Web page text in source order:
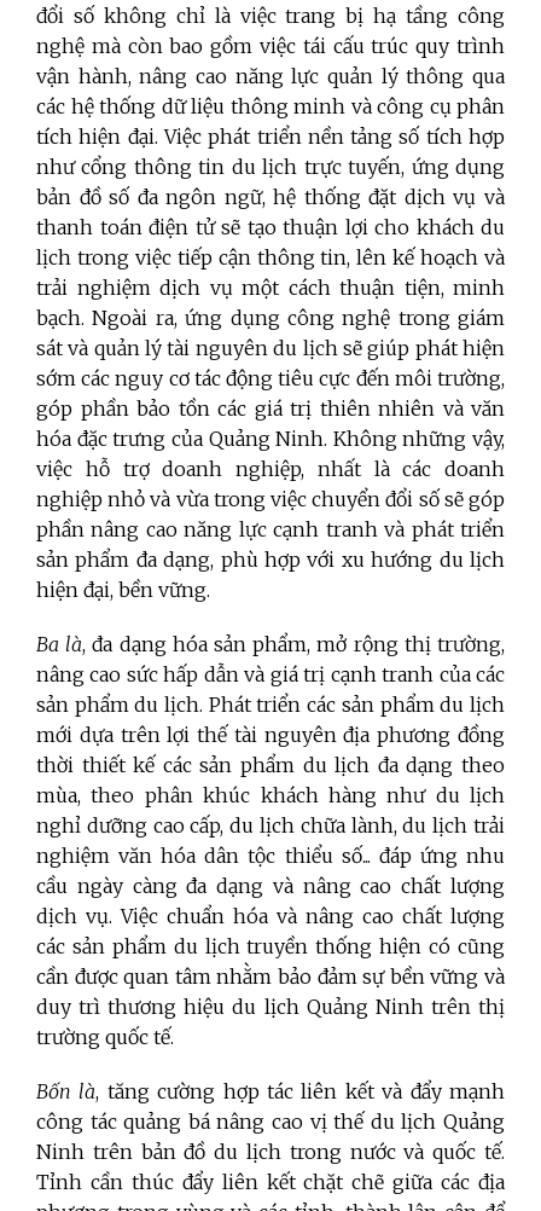
đổi số không chỉ là việc trang bị hạ tầng công
nghệ mà còn bao gồm việc tái cấu trúc quy trình
vận hành, nâng cao năng lực quản lý thông qua
các hệ thống dữ liệu thông minh và công cụ phân
tích hiện đại. Việc phát triển nền tảng số tích hợp
như cổng thông tin du lịch trực tuyến, ứng dụng
bản đồ số đa ngôn ngữ, hệ thống đặt dịch vụ và
thanh toán điện tử sẽ tạo thuận lợi cho khách du
lịch trong việc tiếp cận thông tin, lên kế hoạch và
trải nghiệm dịch vụ một cách thuận tiện, minh
bạch. Ngoài ra, ứng dụng công nghệ trong giám
sát và quản lý tài nguyên du lịch sẽ giúp phát hiện
sớm các nguy cơ tác động tiêu cực đến môi trường,
góp phần bảo tồn các giá trị thiên nhiên và văn
hóa đặc trưng của Quảng Ninh. Không những vậy,
việc hỗ trợ doanh nghiệp, nhất là các doanh
nghiệp nhỏ và vừa trong việc chuyển đổi số sẽ góp
phần nâng cao năng lực cạnh tranh và phát triển
sản phẩm đa dạng, phù hợp với xu hướng du lịch
hiện đại, bền vững.
Ba là, đa dạng hóa sản phẩm, mở rộng thị trường,
nâng cao sức hấp dẫn và giá trị cạnh tranh của các
sản phẩm du lịch. Phát triển các sản phẩm du lịch
mới dựa trên lợi thế tài nguyên địa phương đồng
thời thiết kế các sản phẩm du lịch đa dạng theo
mùa, theo phân khúc khách hàng như du lịch
nghỉ dưỡng cao cấp, du lịch chữa lành, du lịch trải
nghiệm văn hóa dân tộc thiểu số... đáp ứng nhu
cầu ngày càng đa dạng và nâng cao chất lượng
dịch vụ. Việc chuẩn hóa và nâng cao chất lượng
các sản phẩm du lịch truyền thống hiện có cũng
cần được quan tâm nhằm bảo đảm sự bền vững và
duy trì thương hiệu du lịch Quảng Ninh trên thị
trường quốc tế.
Bốn là, tăng cường hợp tác liên kết và đẩy mạnh
công tác quảng bá nâng cao vị thế du lịch Quảng
Ninh trên bản đồ du lịch trong nước và quốc tế.
Tỉnh cần thúc đẩy liên kết chặt chẽ giữa các địa